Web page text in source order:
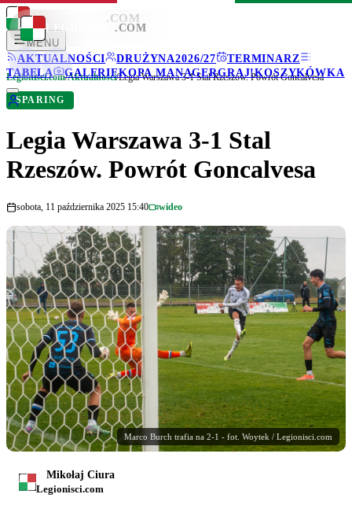
LEGIONISCI .COM
MENU
AKTUALNOŚCI
DRUŻYNA2026/27
TERMINARZ
TABELA
GALERIEKOPA MANAGERGRAJ!KOSZYKÓWKA
LEGIONISCI .COM
Legionisci.com/Aktualności/Legia Warszawa 3-1 Stal Rzeszów. Powrót Goncalvesa
SPARING
Legia Warszawa 3-1 Stal
Rzeszów. Powrót Goncalvesa
sobota, 11 października 2025 15:40 wideo
Marco Burch trafia na 2-1 - fot. Woytek / Legionisci.com
Mikołaj Ciura
Legionisci.com